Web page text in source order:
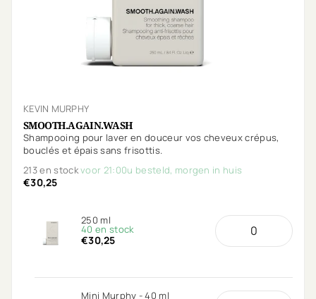
KEVIN MURPHY
SMOOTH.AGAIN.WASH
Shampooing pour laver en douceur vos cheveux crépus,
bouclés et épais sans frisottis.
213 en stockvoor 21:00u besteld, morgen in huis
€30,25
250 ml
40 en stock
€30,25
Mini Murphy - 40 ml